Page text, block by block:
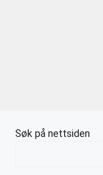
Søk på nettsiden